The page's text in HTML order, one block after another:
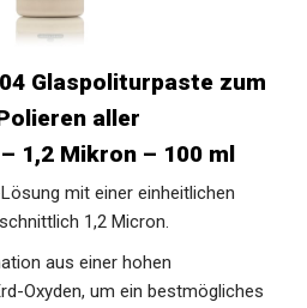
Glaspoliturpaste zum
aller
1,2 Mikron – 100 ml
mit einer einheitlichen
1,2 Micron.
aus einer hohen
Oxyden, um ein bestmögliches